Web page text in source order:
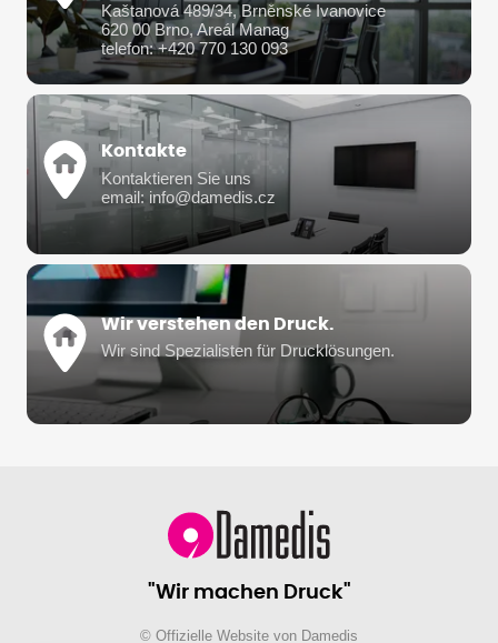
Kaštanová 489/34, Brněnské Ivanovice
620 00 Brno, Areál Manag
telefon: +420 770 130 093
Kontakte
Kontaktieren Sie uns
email: info@damedis.cz
Wir verstehen den Druck.
Wir sind Spezialisten für Drucklösungen.
"Wir machen Druck"
© Offizielle Website von Damedis